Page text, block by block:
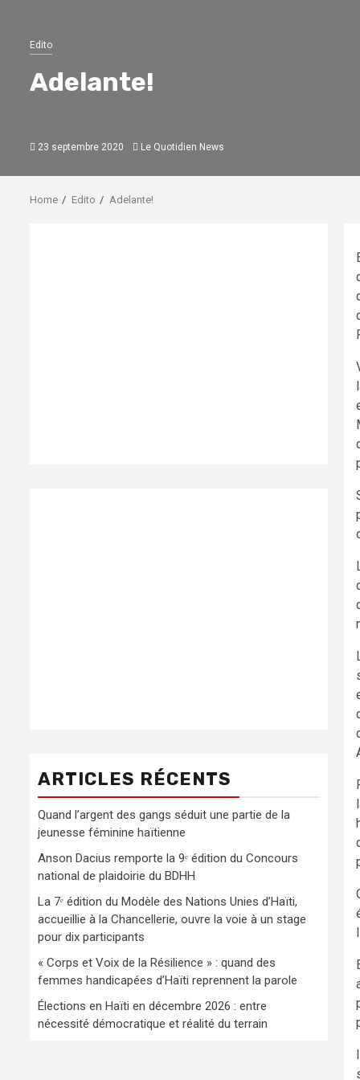
Edito
Adelante!
23 septembre 2020 Le Quotidien News
Home Edito Adelante!
ARTICLES RÉCENTS
Quand l’argent des gangs séduit une partie de la
jeunesse féminine haïtienne
Anson Dacius remporte la 9ᵉ édition du Concours
national de plaidoirie du BDHH
La 7ᵉ édition du Modèle des Nations Unies d’Haïti,
accueillie à la Chancellerie, ouvre la voie à un stage
pour dix participants
« Corps et Voix de la Résilience » : quand des
femmes handicapées d’Haïti reprennent la parole
Élections en Haïti en décembre 2026 : entre
nécessité démocratique et réalité du terrain